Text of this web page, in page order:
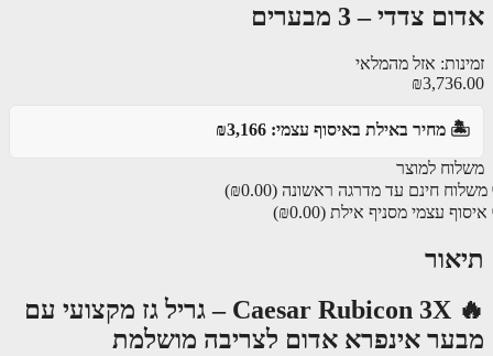
צדדי – 3 מבערים
אזל מהמלאי
מחיר באילת באיסוף עצמי: ₪3,166
למוצר
חינם עד מדרגה ראשונה(₪0.00)
עצמי מסניף אילת(₪0.00)
🔥 Caesar Rubicon 3X – גריל גז מקצועי עם
אינפרא אדום לצריבה מושלמת